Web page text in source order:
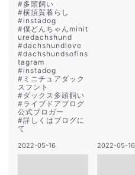
#多頭飼い
#横須賀暮らし
#instadog
#僕どんちゃんminit
uredachshund
#dachshundlove
#dachshundsofins
tagram
#instadog
# ミニチュアダック
スフント
#ダックス多頭飼い
#ライブドアブログ
公式ブロガー
#詳しくはブログに
て
2022-05-16 2022-05-16